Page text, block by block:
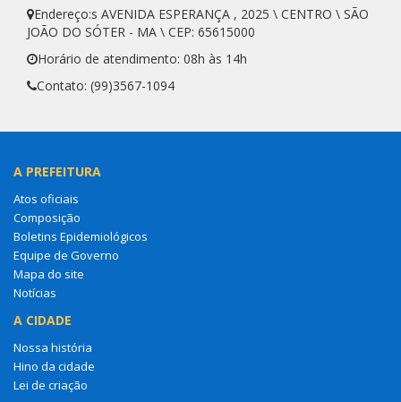
Endereço:s AVENIDA ESPERANÇA , 2025 \ CENTRO \ SÃO
JOÃO DO SÓTER - MA \ CEP: 65615000
Horário de atendimento: 08h às 14h
Contato: (99)3567-1094
A PREFEITURA
Atos oficiais
Composição
Boletins Epidemiológicos
Equipe de Governo
Mapa do site
Notícias
A CIDADE
Nossa história
Hino da cidade
Lei de criação